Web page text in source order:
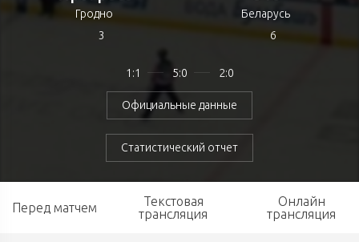
Гродно
3
1:1 5:0 2:0
Официальные данные
Статистический отчет
Беларусь
6
Перед матчем
Текстовая
трансляция
Онлайн
трансляция